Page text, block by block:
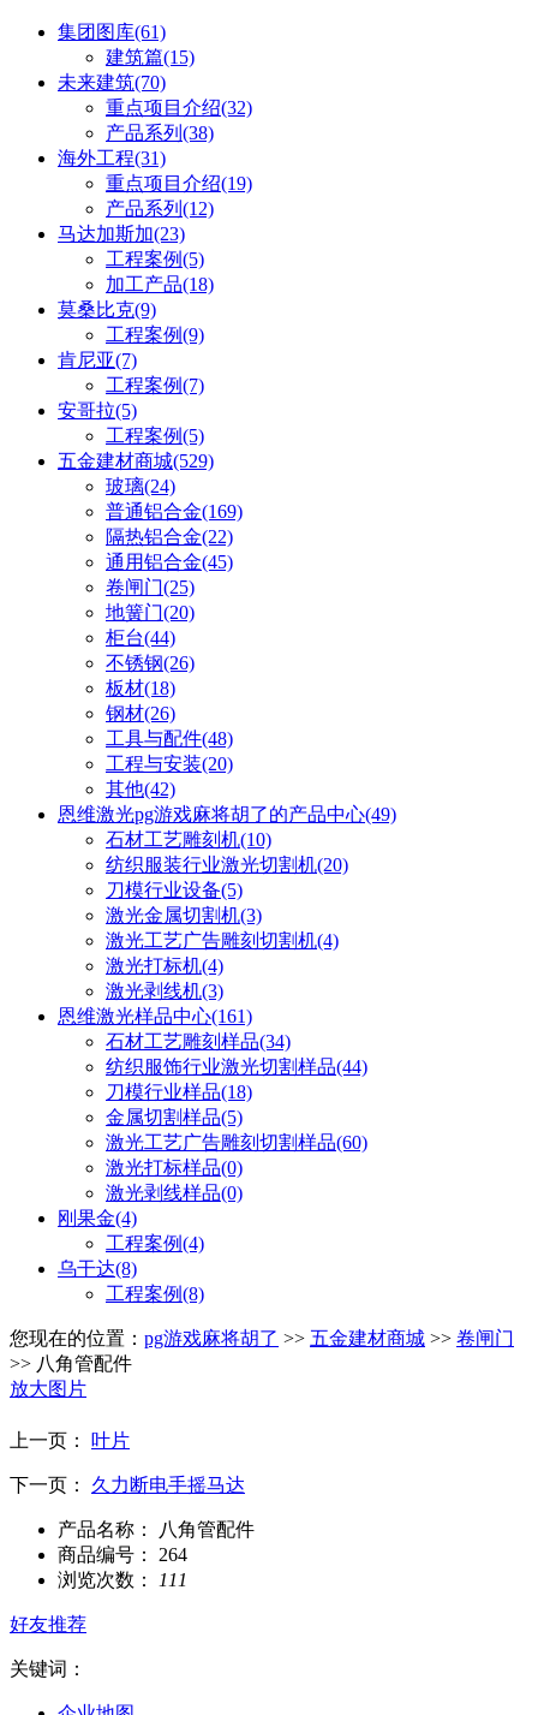
集团图库(61)
建筑篇(15)
未来建筑(70)
重点项目介绍(32)
产品系列 (38)
海外工程(31)
重点项目介绍(19)
产品系列 (12)
马达加斯加(23)
工程案例(5)
加工产品(18)
莫桑比克(9)
工程案例(9)
肯尼亚(7)
工程案例(7)
安哥拉(5)
工程案例(5)
五金建材商城(529)
玻璃(24)
普通铝合金(169)
隔热铝合金(22)
通用铝合金(45)
卷闸门(25)
地簧门(20)
柜台(44)
不锈钢(26)
板材(18)
钢材(26)
工具与配件(48)
工程与安装(20)
其他(42)
恩维激光pg游戏麻将胡了的产品中心(49)
石材工艺雕刻机(10)
纺织服装行业激光切割机(20)
刀模行业设备(5)
激光金属切割机(3)
激光工艺广告雕刻切割机(4)
激光打标机(4)
激光剥线机(3)
恩维激光样品中心(161)
石材工艺雕刻样品(34)
纺织服饰行业激光切割样品(44)
刀模行业样品(18)
金属切割样品(5)
激光工艺广告雕刻切割样品(60)
激光打标样品(0)
激光剥线样品(0)
刚果金(4)
工程案例(4)
乌干达(8)
工程案例(8)
您现在的位置： pg游戏麻将胡了 >> 五金建材商城 >> 卷闸门
>> 八角管配件
放大图片
上一页： 叶片
下一页： 久力断电手摇马达
产品名称：
八角管配件
商品编号：
264
浏览次数：
111
好友推荐
关键词：